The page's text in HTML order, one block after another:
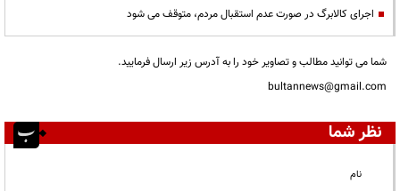
اجرای کالابرگ در صورت عدم استقبال مردم، متوقف می شود
شما می توانید مطالب و تصاویر خود را به آدرس زیر ارسال فرمایید.
bultannews@gmail.com
نظر شما
نام